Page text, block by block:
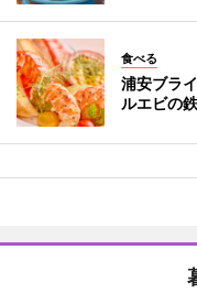
食べる
浦安ブラ
ルエビの